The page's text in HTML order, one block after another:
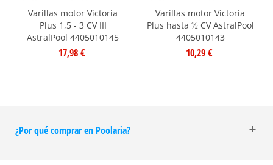
Varillas motor Victoria
Plus 1,5 - 3 CV III
AstralPool 4405010145
17,98 €
Varillas motor Victoria
Plus hasta ½ CV AstralPool
4405010143
10,29 €
¿Por qué comprar en Poolaria?